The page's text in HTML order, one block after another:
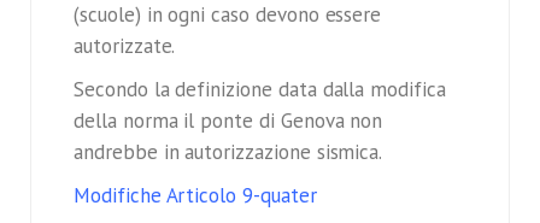
(scuole) in ogni caso devono essere
autorizzate.
Secondo la definizione data dalla modifica
della norma il ponte di Genova non
andrebbe in autorizzazione sismica.
Modifiche Articolo 9-quater